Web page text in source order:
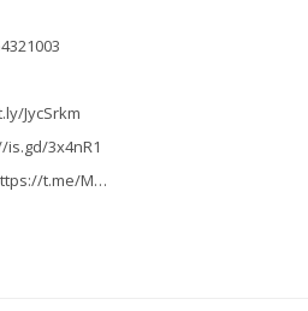
JycSrkm
3x4nR1
t.me/MegaPrazdnikUA